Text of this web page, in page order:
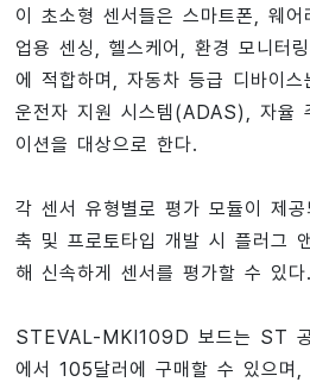
이 초소형 센서들은 스마트폰, 웨
업용 센싱, 헬스케어, 환경 모니터
에 적합하며, 자동차 등급 디바이
운전자 지원 시스템(ADAS), 자율
이션을 대상으로 한다.
각 센서 유형별로 평가 모듈이 제
축 및 프로토타입 개발 시 플러그
해 신속하게 센서를 평가할 수 있다.
STEVAL-MKI109D 보드는 ST
에서 105달러에 구매할 수 있으